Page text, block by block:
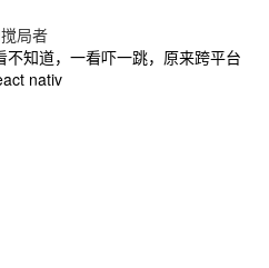
局者
知道，一看吓一跳，原来跨平台
nativ